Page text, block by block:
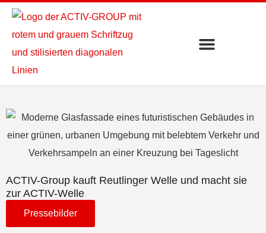
ACTIV-Group kauft Reutlinger Welle und macht sie
zur ACTIV-Welle
Pressebilder